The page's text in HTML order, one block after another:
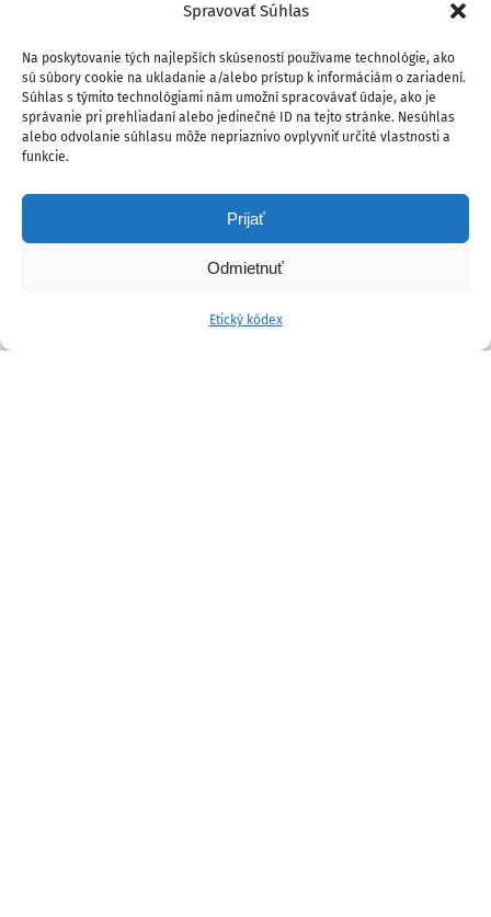
Spravovať Súhlas
Na poskytovanie tých najlepších skúseností používame technológie, ako
sú súbory cookie na ukladanie a/alebo prístup k informáciám o zariadení.
Súhlas s týmito technológiami nám umožní spracovávať údaje, ako je
správanie pri prehliadaní alebo jedinečné ID na tejto stránke. Nesúhlas
alebo odvolanie súhlasu môže nepriaznivo ovplyvniť určité vlastnosti a
funkcie.
Prijať
Odmietnuť
Etický kódex